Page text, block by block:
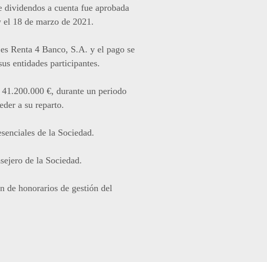
a cuenta fue aprobada
18 de marzo de 2021.
Renta 4 Banco, S.A. y el pago se
entidades participantes.
€, durante un periodo
a su reparto.
de la Sociedad.
de la Sociedad.
de honorarios de gestión del